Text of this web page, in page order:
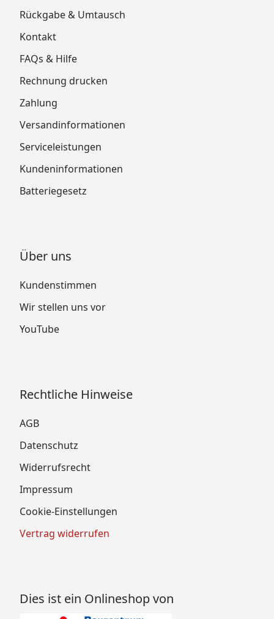
Rückgabe & Umtausch
Kontakt
FAQs & Hilfe
Rechnung drucken
Zahlung
Versandinformationen
Serviceleistungen
Kundeninformationen
Batteriegesetz
Über uns
Kundenstimmen
Wir stellen uns vor
YouTube
Rechtliche Hinweise
AGB
Datenschutz
Widerrufsrecht
Impressum
Cookie-Einstellungen
Vertrag widerrufen
Dies ist ein Onlineshop von